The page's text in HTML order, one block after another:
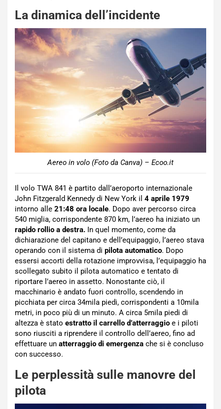
La dinamica dell’incidente
Aereo in volo (Foto da Canva) – Ecoo.it
Il volo TWA 841 è partito dall’aeroporto internazionale
John Fitzgerald Kennedy di New York il 4 aprile 1979
intorno alle 21:48 ora locale. Dopo aver percorso circa
540 miglia, corrispondente 870 km, l’aereo ha iniziato un
rapido rollio a destra. In quel momento, come da
dichiarazione del capitano e dell’equipaggio, l’aereo stava
operando con il sistema di pilota automatico. Dopo
essersi accorti della rotazione improvvisa, l’equipaggio ha
scollegato subito il pilota automatico e tentato di
riportare l’aereo in assetto. Nonostante ciò, il
macchinario è andato fuori controllo, scendendo in
picchiata per circa 34mila piedi, corrispondenti a 10mila
metri, in poco più di un minuto. A circa 5mila piedi di
altezza è stato estratto il carrello d’atterraggio e i piloti
sono riusciti a riprendere il controllo dell’aereo, fino ad
effettuare un atterraggio di emergenza che si è concluso
con successo.
Le perplessità sulle manovre del
pilota